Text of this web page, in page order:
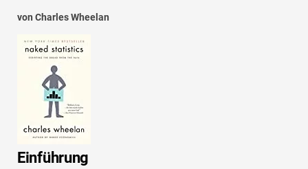
von Charles Wheelan
Einführung